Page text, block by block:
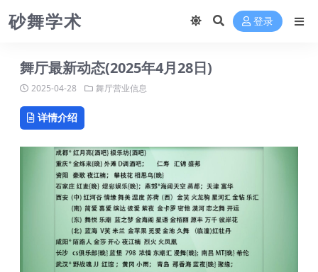
砂舞学术 登录
舞厅最新动态(2025年4月28日)
2025-04-28 舞厅营业信息
详情介绍